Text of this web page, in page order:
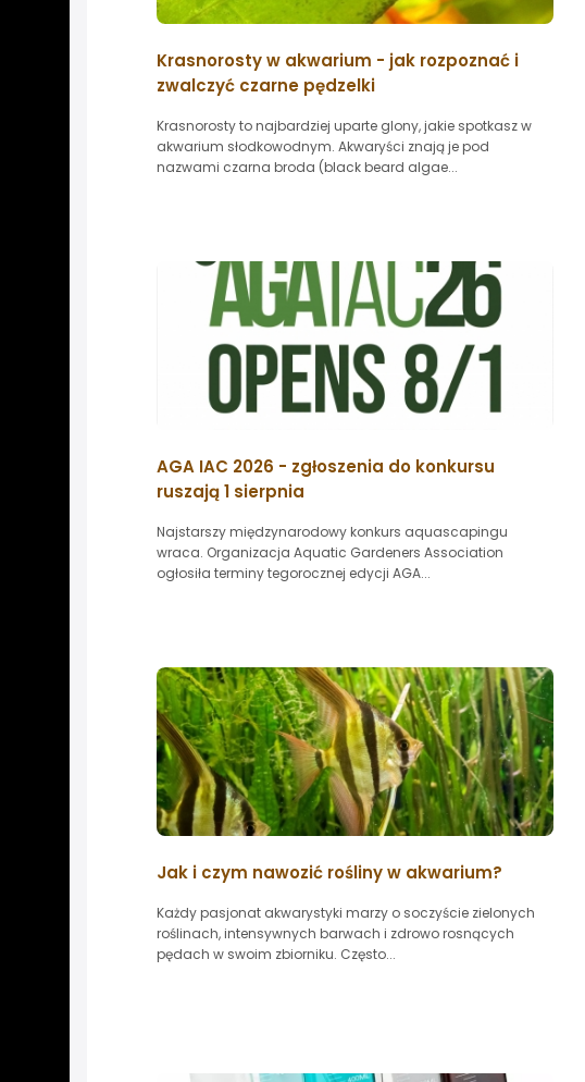
Krasnorosty w akwarium - jak rozpoznać i
zwalczyć czarne pędzelki
Krasnorosty to najbardziej uparte glony, jakie spotkasz w
akwarium słodkowodnym. Akwaryści znają je pod
nazwami czarna broda (black beard algae...
AGA IAC 2026 - zgłoszenia do konkursu
ruszają 1 sierpnia
Najstarszy międzynarodowy konkurs aquascapingu
wraca. Organizacja Aquatic Gardeners Association
ogłosiła terminy tegorocznej edycji AGA...
Jak i czym nawozić rośliny w akwarium?
Każdy pasjonat akwarystyki marzy o soczyście zielonych
roślinach, intensywnych barwach i zdrowo rosnących
pędach w swoim zbiorniku. Często...